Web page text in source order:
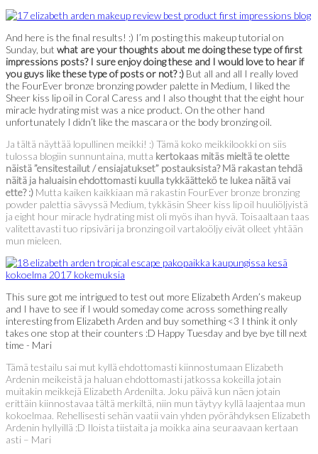
And here is the final results! :) I’m posting this makeup tutorial on
Sunday, but what are your thoughts about me doing these type of first
impressions posts? I sure enjoy doing these and I would love to hear if
you guys like these type of posts or not? :) But all and all I really loved
the FourEver bronze bronzing powder palette in Medium, I liked the
Sheer kiss lip oil in Coral Caress and I also thought that the eight hour
miracle hydrating mist was a nice product. On the other hand
unfortunately I didn’t like the mascara or the body bronzing oil.
Ja tältä näyttää lopullinen meikki! :) Tämä koko meikkilookki on siis
tulossa blogiin sunnuntaina, mutta kertokaas mitäs mieltä te olette
näistä ”ensitestailut / ensiajatukset” postauksista? Mä rakastan tehdä
näitä ja haluaisin ehdottomasti kuulla tykkäättekö te lukea näitä vai
ette? :) Mutta kaiken kaikkiaan mä rakastin FourEver bronze bronzing
powder palettia sävyssä Medium, tykkäsin Sheer kiss lip oil huuliöljyistä
ja eight hour miracle hydrating mist oli myös ihan hyvä. Toisaaltaan taas
valitettavasti tuo ripsiväri ja bronzing oil vartaloöljy eivät olleet yhtään
mun mieleen.
This sure got me intrigued to test out more Elizabeth Arden’s makeup
and I have to see if I would someday come across something really
interesting from Elizabeth Arden and buy something <3 I think it only
takes one stop at their counters :D Happy Tuesday and bye bye till next
time - Mari
Tämä testailu sai mut kyllä ehdottomasti kiinnostumaan Elizabeth
Ardenin meikeistä ja haluan ehdottomasti jatkossa kokeilla jotain
muitakin meikkejä Elizabeth Ardenilta. Joku päivä kun näen jotain
erittäin kiinnostavaa tältä merkiltä, niin mun täytyy kyllä laajentaa mun
kokoelmaa. Rehellisesti sehän vaatii vain yhden pyörähdyksen Elizabeth
Ardenin hyllyillä :D Iloista tiistaita ja moikka aina seuraavaan kertaan
asti – Mari